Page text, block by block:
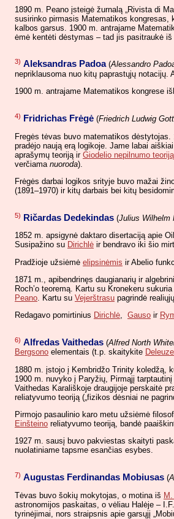
1890 m. Peano įsteigė žurnalą „Rivista di
susirinko pirmasis Matematikos kongresas,
kalbos garsus. 1900 m. antrajame
ėmė kentėti dėstymas – tad jis pasitraukė
3) Aleksandras Padoa(Alessandro
nepriklausoma nuo kitų paprastųjų notacijų.
1900 m. antrajame Matematikos kongrese
4) Fridrichas Frėgė (Friedrich Ludwig
Fregės tėvas buvo matematikos
pradėjo naują erą logikoje. Jame labai
aprašymų teoriją ir Giodelio nepilnumo teoriją
verčiama nuoroda).
Frėgės darbai logikos srityje buvo mažai
(1891–1970) ir kitų darbais bei kitų
5) Ričardas Dedekindas (Julius Wilhelm
1852 m. apsigynė daktaro disertaciją apie
Susipažino su Dirichlė ir bendravo iki šio
Pradžioje užsiėmė elipsinėmis ir Abelio
1871 m., apibendrinęs daugianarių ir
Roch’o teoremą. Kartu su Kronekeru
Peano . Kartu su Vejerštrasu pagrindė
Redagavo pomirtinius Dirichlė, Gauso ir
6) Alfredas Vaithedas (Alfred North
Bergsono elementais (t.p. skaitykite
1880 m. įstojo į Kembridžo Trinity koledžą,
1900 m. nuvyko į Paryžių, Pirmąjį
Vaithedas Karališkoje draugijoje perskaitė
reliatyvumo teoriją („fizikos dėsniai ne
Pirmojo pasaulinio karo metu užsiėmė
Einšteino reliatyvumo teoriją, bandė
1927 m. sausį buvo pakviestas skaityti
nuolatiniame tapsme esančias esybes.
7) Augustas Ferdinandas Mobiusas (
Tėvas buvo šokių mokytojas, o motina iš
astronomijos paskaitas, o vėliau Halėje –
tyrinėjimai, nors straipsnis apie garsųjį